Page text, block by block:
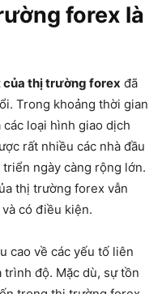
forex là
của thị trường forex đã
Trong khoảng thời gian
các loại hình giao dịch
rất nhiều các nhà đầu
ngày càng rộng lớn.
thị trường forex vẫn
có điều kiện.
cao về các yếu tố liên
độ. Mặc dù, sự tồn